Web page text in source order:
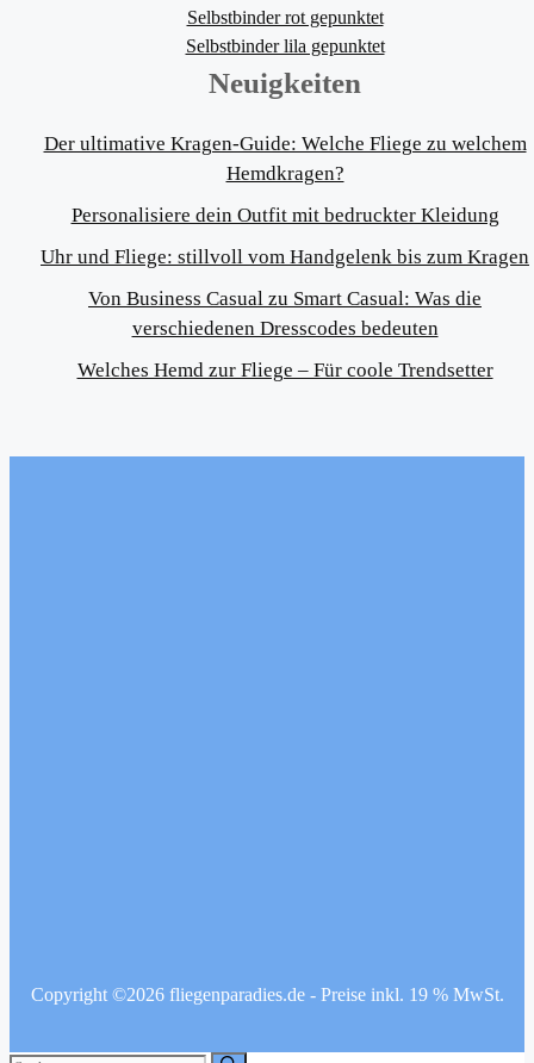
Selbstbinder rot gepunktet
Selbstbinder lila gepunktet
Neuigkeiten
Der ultimative Kragen-Guide: Welche Fliege zu welchem
Hemdkragen?
Personalisiere dein Outfit mit bedruckter Kleidung
Uhr und Fliege: stillvoll vom Handgelenk bis zum Kragen
Von Business Casual zu Smart Casual: Was die
verschiedenen Dresscodes bedeuten
Welches Hemd zur Fliege – Für coole Trendsetter
Copyright ©2026 fliegenparadies.de - Preise inkl. 19 % MwSt.